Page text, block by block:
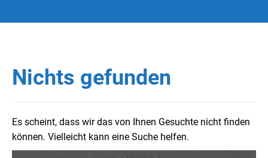
Nichts gefunden
Es scheint, dass wir das von Ihnen Gesuchte nicht finden
können. Vielleicht kann eine Suche helfen.